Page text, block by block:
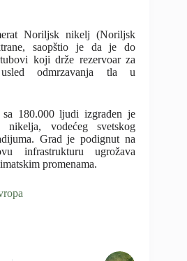
Noriljsk nikelj (Noriljsk
saopštio je da je do
koji drže rezervoar za
odmrzavanja tla u
180.000 ljudi izgrađen je
vodećeg svetskog
Grad je podignut na
infrastrukturu ugrožava
promenama.